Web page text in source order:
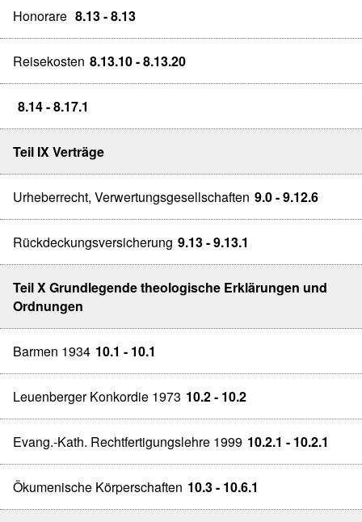
Honorare 8.13 - 8.13
Reisekosten 8.13.10 - 8.13.20
8.14 - 8.17.1
Teil IX Verträge
Urheberrecht, Verwertungsgesellschaften 9.0 - 9.12.6
Rückdeckungsversicherung 9.13 - 9.13.1
Teil X Grundlegende theologische Erklärungen und
Ordnungen
Barmen 1934 10.1 - 10.1
Leuenberger Konkordie 1973 10.2 - 10.2
Evang.-Kath. Rechtfertigungslehre 1999 10.2.1 - 10.2.1
Ökumenische Körperschaften 10.3 - 10.6.1